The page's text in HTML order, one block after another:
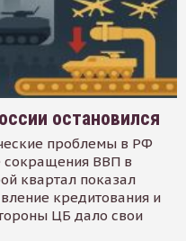
остановился
проблемы в РФ
сокращения ВВП в
квартал показал
кредитования и
ЦБ дало свои